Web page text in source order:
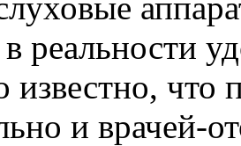
реальности
известно,
и врачей-